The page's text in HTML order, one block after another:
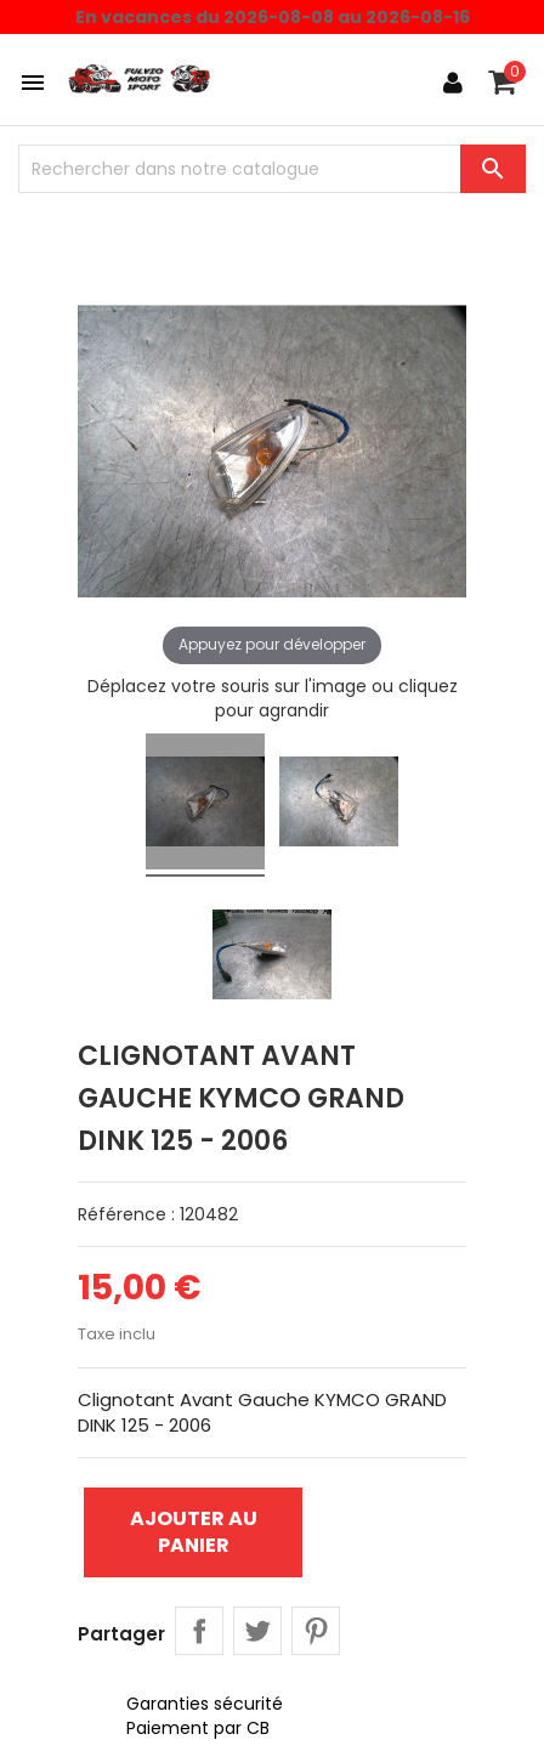
En vacances du 2026-08-08 au 2026-08-16
 0

Appuyez pour développer
Déplacez votre souris sur l'image ou cliquez
pour agrandir
CLIGNOTANT AVANT
GAUCHE KYMCO GRAND
DINK 125 - 2006
Référence : 120482
15,00 €
Taxe inclu
Clignotant Avant Gauche KYMCO GRAND
DINK 125 - 2006
AJOUTER AU
PANIER
Partager
Garanties sécurité
Paiement par CB